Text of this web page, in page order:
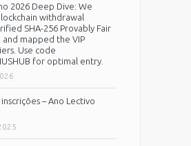
2026 Deep Dive: We
withdrawal
SHA-256 Provably Fair
and mapped the VIP
Use code
for optimal entry.
– Ano Lectivo